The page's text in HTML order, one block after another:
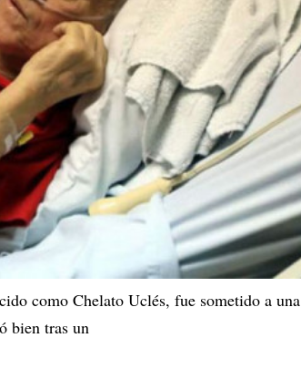
como Chelato Uclés, fue sometido a una
bien tras un